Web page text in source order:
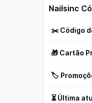
Nailsinc
✂️ Código
🎁 Cartão
🏷️
⏳ Última